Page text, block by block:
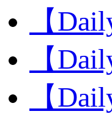
【
【
【